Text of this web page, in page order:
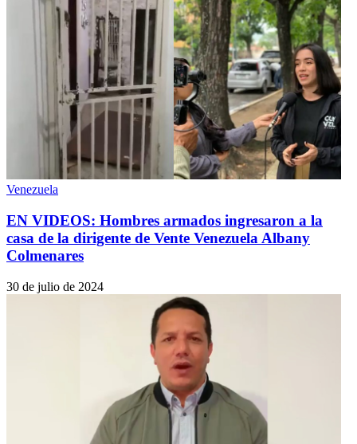
Venezuela
EN VIDEOS: Hombres armados ingresaron a la
casa de la dirigente de Vente Venezuela Albany
Colmenares
30 de julio de 2024